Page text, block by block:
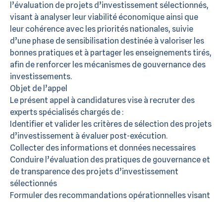
l’évaluation de projets d’investissement sélectionnés,
visant à analyser leur viabilité économique ainsi que
leur cohérence avec les priorités nationales, suivie
d’une phase de sensibilisation destinée à valoriser les
bonnes pratiques et à partager les enseignements tirés,
afin de renforcer les mécanismes de gouvernance des
investissements.
Objet de l’appel
Le présent appel à candidatures vise à recruter des
experts spécialisés chargés de :
Identifier et valider les critères de sélection des projets
d’investissement à évaluer post-exécution.
Collecter des informations et données necessaires
Conduire l’évaluation des pratiques de gouvernance et
de transparence des projets d’investissement
sélectionnés
Formuler des recommandations opérationnelles visant